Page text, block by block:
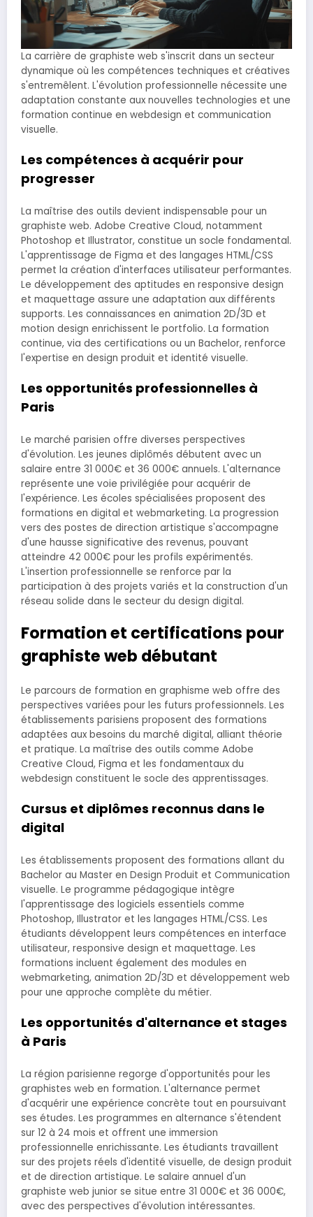
La carrière de graphiste web s'inscrit dans un secteur
dynamique où les compétences techniques et créatives
s'entremêlent. L'évolution professionnelle nécessite une
adaptation constante aux nouvelles technologies et une
formation continue en webdesign et communication
visuelle.
Les compétences à acquérir pour
progresser
La maîtrise des outils devient indispensable pour un
graphiste web. Adobe Creative Cloud, notamment
Photoshop et Illustrator, constitue un socle fondamental.
L'apprentissage de Figma et des langages HTML/CSS
permet la création d'interfaces utilisateur performantes.
Le développement des aptitudes en responsive design
et maquettage assure une adaptation aux différents
supports. Les connaissances en animation 2D/3D et
motion design enrichissent le portfolio. La formation
continue, via des certifications ou un Bachelor, renforce
l'expertise en design produit et identité visuelle.
Les opportunités professionnelles à
Paris
Le marché parisien offre diverses perspectives
d'évolution. Les jeunes diplômés débutent avec un
salaire entre 31 000€ et 36 000€ annuels. L'alternance
représente une voie privilégiée pour acquérir de
l'expérience. Les écoles spécialisées proposent des
formations en digital et webmarketing. La progression
vers des postes de direction artistique s'accompagne
d'une hausse significative des revenus, pouvant
atteindre 42 000€ pour les profils expérimentés.
L'insertion professionnelle se renforce par la
participation à des projets variés et la construction d'un
réseau solide dans le secteur du design digital.
Formation et certifications pour
graphiste web débutant
Le parcours de formation en graphisme web offre des
perspectives variées pour les futurs professionnels. Les
établissements parisiens proposent des formations
adaptées aux besoins du marché digital, alliant théorie
et pratique. La maîtrise des outils comme Adobe
Creative Cloud, Figma et les fondamentaux du
webdesign constituent le socle des apprentissages.
Cursus et diplômes reconnus dans le
digital
Les établissements proposent des formations allant du
Bachelor au Master en Design Produit et Communication
visuelle. Le programme pédagogique intègre
l'apprentissage des logiciels essentiels comme
Photoshop, Illustrator et les langages HTML/CSS. Les
étudiants développent leurs compétences en interface
utilisateur, responsive design et maquettage. Les
formations incluent également des modules en
webmarketing, animation 2D/3D et développement web
pour une approche complète du métier.
Les opportunités d'alternance et stages
à Paris
La région parisienne regorge d'opportunités pour les
graphistes web en formation. L'alternance permet
d'acquérir une expérience concrète tout en poursuivant
ses études. Les programmes en alternance s'étendent
sur 12 à 24 mois et offrent une immersion
professionnelle enrichissante. Les étudiants travaillent
sur des projets réels d'identité visuelle, de design produit
et de direction artistique. Le salaire annuel d'un
graphiste web junior se situe entre 31 000€ et 36 000€,
avec des perspectives d'évolution intéressantes.